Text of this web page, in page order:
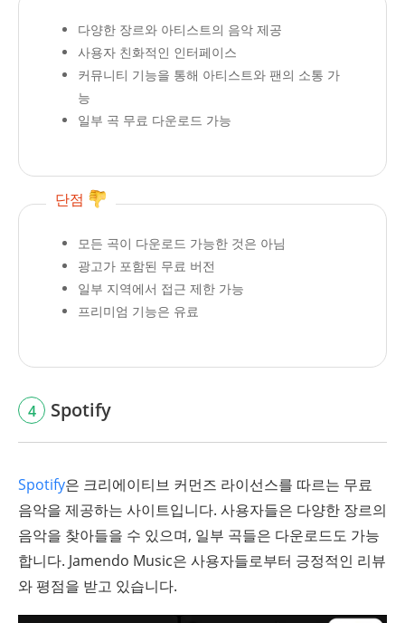
다양한 장르와 아티스트의 음악 제공
사용자 친화적인 인터페이스
커뮤니티 기능을 통해 아티스트와 팬의 소통 가
능
일부 곡 무료 다운로드 가능
단점
모든 곡이 다운로드 가능한 것은 아님
광고가 포함된 무료 버전
일부 지역에서 접근 제한 가능
프리미엄 기능은 유료
4 Spotify
Spotify은 크리에이티브 커먼즈 라이선스를 따르는 무료
음악을 제공하는 사이트입니다. 사용자들은 다양한 장르의
음악을 찾아들을 수 있으며, 일부 곡들은 다운로드도 가능
합니다. Jamendo Music은 사용자들로부터 긍정적인 리뷰
와 평점을 받고 있습니다.